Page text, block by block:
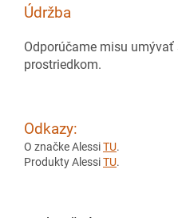
Údržba
Odporúčame misu
prostriedkom.
Odkazy:
O značke AlessiTU.
Produkty AlessiTU.